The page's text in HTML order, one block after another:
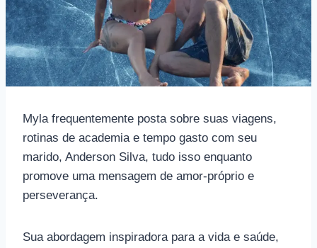
Myla frequentemente posta sobre suas viagens,
rotinas de academia e tempo gasto com seu
marido, Anderson Silva, tudo isso enquanto
promove uma mensagem de amor-próprio e
perseverança.
Sua abordagem inspiradora para a vida e saúde,